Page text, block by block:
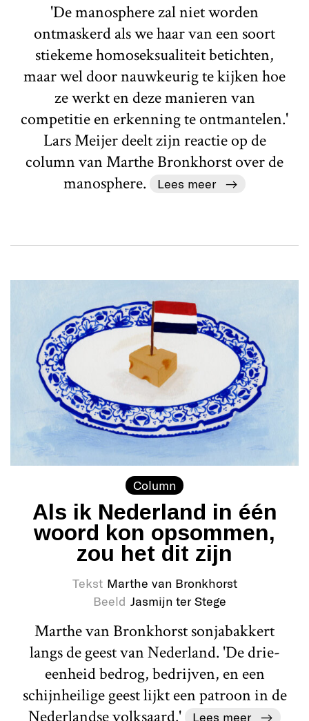
'De manosphere zal niet worden
ontmaskerd als we haar van een soort
stiekeme homoseksualiteit betichten,
maar wel door nauwkeurig te kijken hoe
ze werkt en deze manieren van
competitie en erkenning te ontmantelen.'
Lars Meijer deelt zijn reactie op de
column van Marthe Bronkhorst over de
manosphere.
Lees meer
Column
Als ik Nederland in één
woord kon opsommen,
zou het dit zijn
Tekst Marthe van Bronkhorst
Beeld Jasmijn ter Stege
Marthe van Bronkhorst sonjabakkert
langs de geest van Nederland. 'De drie-
eenheid bedrog, bedrijven, en een
schijnheilige geest lijkt een patroon in de
Nederlandse volksaard.'
Lees meer